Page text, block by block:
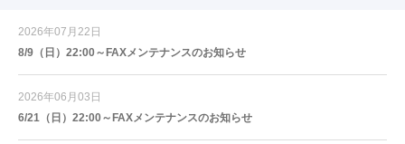
2026年07月22日
8/9（日）22:00～FAXメンテナンスのお知らせ
2026年06月03日
6/21（日）22:00～FAXメンテナンスのお知らせ